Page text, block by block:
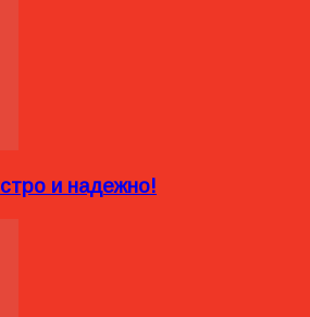
и надежно!